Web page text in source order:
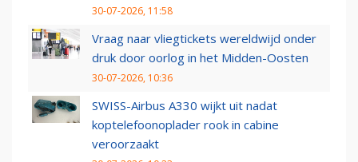
30-07-2026, 11:58
Vraag naar vliegtickets wereldwijd onder
druk door oorlog in het Midden-Oosten
30-07-2026, 10:36
SWISS-Airbus A330 wijkt uit nadat
koptelefoonoplader rook in cabine
veroorzaakt